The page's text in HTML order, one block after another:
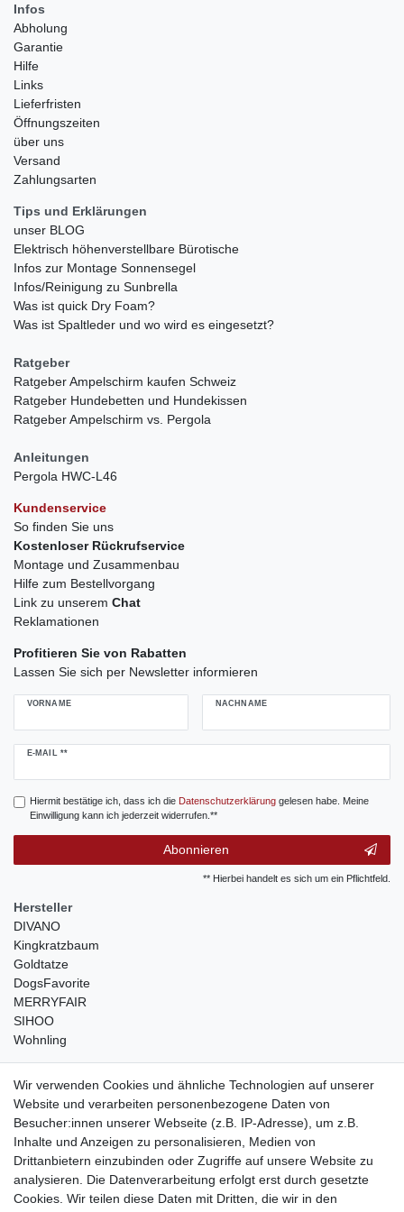
Infos
Abholung
Garantie
Hilfe
Links
Lieferfristen
Öffnungszeiten
über uns
Versand
Zahlungsarten
Tips und Erklärungen
unser BLOG
Elektrisch höhenverstellbare Bürotische
Infos zur Montage Sonnensegel
Infos/Reinigung zu Sunbrella
Was ist quick Dry Foam?
Was ist Spaltleder und wo wird es eingesetzt?
Ratgeber
Ratgeber Ampelschirm kaufen Schweiz
Ratgeber Hundebetten und Hundekissen
Ratgeber Ampelschirm vs. Pergola
Anleitungen
Pergola HWC-L46
Kundenservice
So finden Sie uns
Kostenloser Rückrufservice
Montage und Zusammenbau
Hilfe zum Bestellvorgang
Link zu unserem Chat
Reklamationen
Profitieren Sie von Rabatten
Lassen Sie sich per Newsletter informieren
VORNAME NACHNAME
E-MAIL **
Newsletter
Hiermit bestätige ich, dass ich die Daten­schutz­erklärunggelesen habe. Meine
Einwilligung kann ich jederzeit widerrufen.**
Abonnieren
** Hierbei handelt es sich um ein Pflichtfeld.
Hersteller
DIVANO
Kingkratzbaum
Goldtatze
DogsFavorite
MERRYFAIR
SIHOO
Wohnling
weitere Shops
traumlampen- Lampen und Kronleuchter
kinderwagencenter- Exklusive und günstige Kinderwagen
gastrogeraete24- alles für Gastronomie und Imbiss
soziale Medien
Facebook
Wir verwenden Cookies und ähnliche Technologien auf unserer
Website und verarbeiten personenbezogene Daten von
Besucher:innen unserer Webseite (z.B. IP-Adresse), um z.B.
Inhalte und Anzeigen zu personalisieren, Medien von
Drittanbietern einzubinden oder Zugriffe auf unsere Website zu
analysieren. Die Datenverarbeitung erfolgt erst durch gesetzte
Cookies. Wir teilen diese Daten mit Dritten, die wir in den